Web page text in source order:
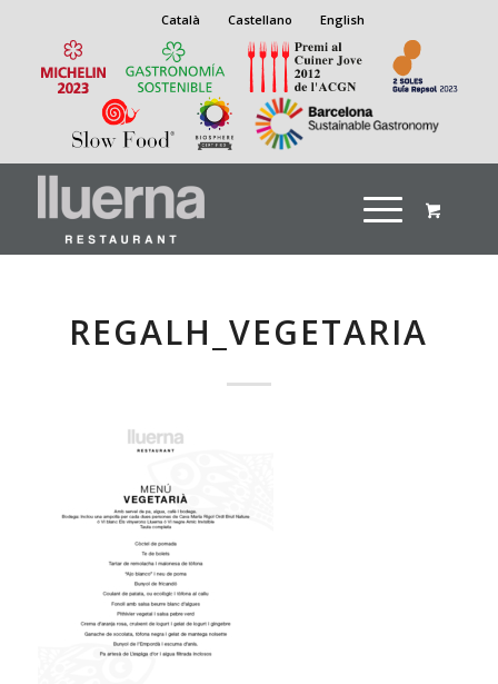
Català Castellano English
REGALH_VEGETARIA